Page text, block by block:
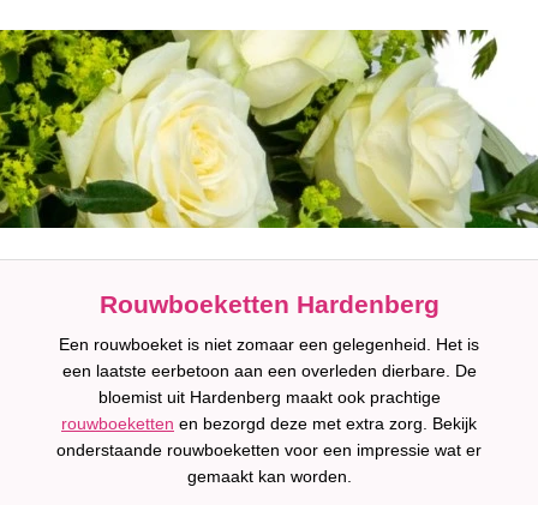
Rouwboeketten Hardenberg
Een rouwboeket is niet zomaar een gelegenheid. Het is
een laatste eerbetoon aan een overleden dierbare. De
bloemist uit Hardenberg maakt ook prachtige
rouwboeketten en bezorgd deze met extra zorg. Bekijk
onderstaande rouwboeketten voor een impressie wat er
gemaakt kan worden.